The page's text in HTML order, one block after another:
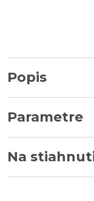
Popis
Parametre
Na